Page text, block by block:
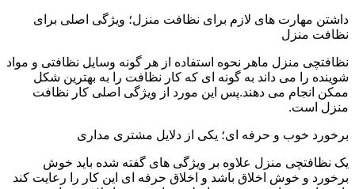
داشتن مهارت های لازم برای نظافت منزل؛ ویژگی اصلی برای
نظافت منزل
نظافتچی منزل ماهر نحوه استفاده از هر گونه وسایل نظافتی و مواد
شوینده را می داند به گونه ای که کار نظافت را به بهترین شکل
ممکن انجام می دهند.پس این مورد از ویژگی اصلی کار نظافت
منزل است.
برخورد خوب و حرفه ای؛ یکی از دلایل مشتری مداری
یک نظافتچی منزل علاوه بر ویژگی های گفته شده باید خوش
برخورد و خوش اخلاق باشد و اخلاق حرفه ای این کار را رعایت کند